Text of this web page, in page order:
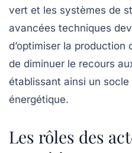
vert et les systèmes de
avancées techniques
d’optimiser la production
de diminuer le recours
établissant ainsi un
énergétique.
Les rôles des